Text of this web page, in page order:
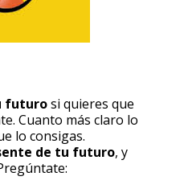
futurosi quieres que
Cuanto más claro lo
lo consigas.
de tu futuro, y